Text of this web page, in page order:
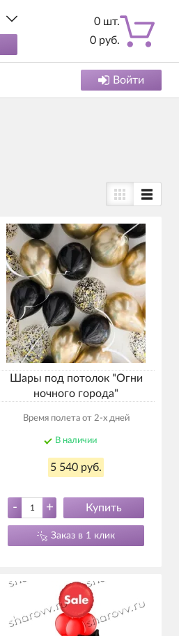
0 шт.
0 руб.
Войти
Шары под потолок "Огни
ночного города"
Время полета от 2-х дней
В наличии
5 540 руб.
- + Купить
Заказ в 1 клик